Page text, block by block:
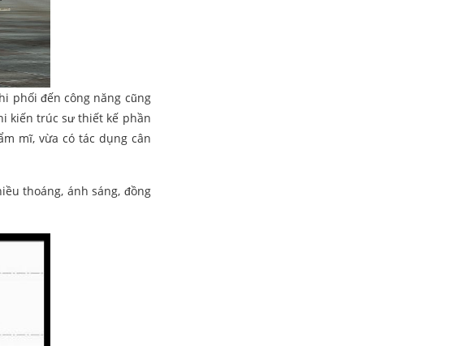
phối đến công năng cũng
kiến trúc sư thiết kế phần
mĩ, vừa có tác dụng cân
thoáng, ánh sáng, đồng